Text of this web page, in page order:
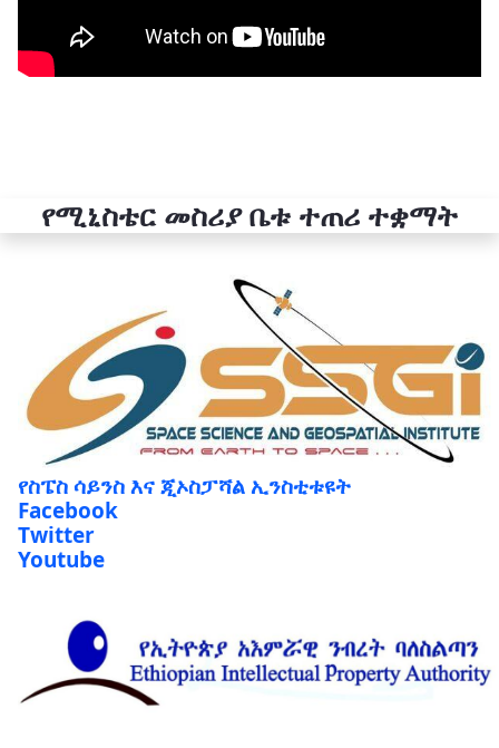
የሚኒስቴር መስሪያ ቤቱ ተጠሪ ተቋማት
የስፔስ ሳይንስ እና ጂኦስፓሻል ኢንስቲቱዩት
Facebook
Twitter
Youtube